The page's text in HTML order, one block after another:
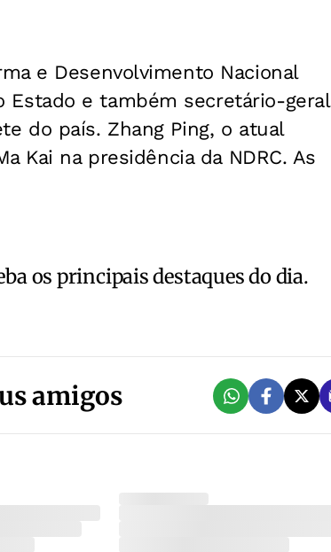
e Desenvolvimento Nacional
Estado e também secretário-geral
do país. Zhang Ping, o atual
Kai na presidência da NDRC. As
os principais destaques do dia.
amigos